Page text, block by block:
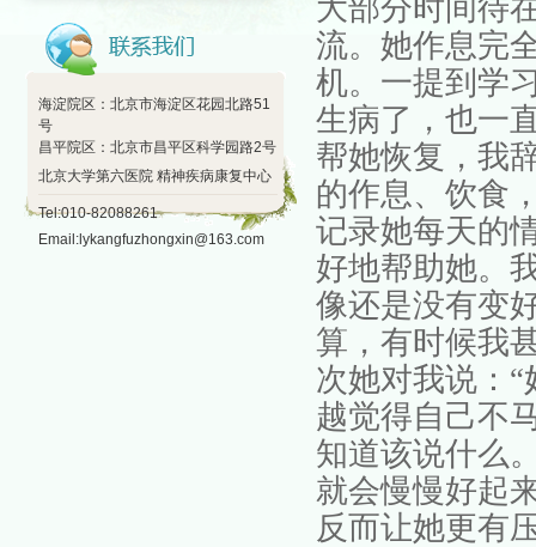
海淀院区：北京市海淀区花园北路51
号
昌平院区：北京市昌平区科学园路2号
北京大学第六医院 精神疾病康复中心
Tel:010-82088261
Email:lykangfuzhongxin@163.com
大部分时间待
流。她作息完
机。一提到学
生病了，也一
帮她恢复，我
的作息、饮食
记录她每天的
好地帮助她。
像还是没有变
算，有时候我
次她对我说：
越觉得自己不
知道该说什么
就会慢慢好起
反而让她更有